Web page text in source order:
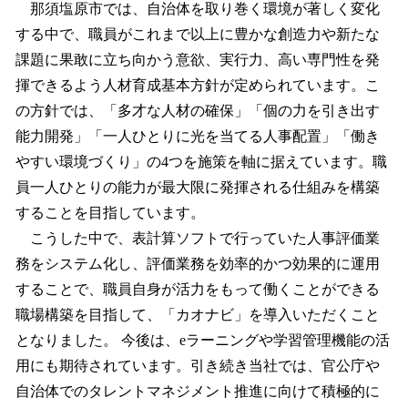
那須塩原市では、自治体を取り巻く環境が著しく変化
する中で、職員がこれまで以上に豊かな創造力や新たな
課題に果敢に立ち向かう意欲、実行力、高い専門性を発
揮できるよう人材育成基本方針が定められています。こ
の方針では、「多才な人材の確保」「個の力を引き出す
能力開発」「一人ひとりに光を当てる人事配置」「働き
やすい環境づくり」の4つを施策を軸に据えています。職
員一人ひとりの能力が最大限に発揮される仕組みを構築
することを目指しています。
こうした中で、表計算ソフトで行っていた人事評価業
務をシステム化し、評価業務を効率的かつ効果的に運用
することで、職員自身が活力をもって働くことができる
職場構築を目指して、「カオナビ」を導入いただくこと
となりました。 今後は、eラーニングや学習管理機能の活
用にも期待されています。引き続き当社では、官公庁や
自治体でのタレントマネジメント推進に向けて積極的に